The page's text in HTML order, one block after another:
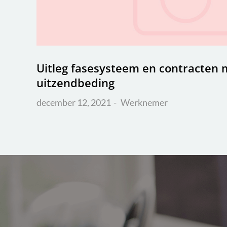
Uitleg fasesysteem en contracten
uitzendbeding
december 12, 2021 Werknemer